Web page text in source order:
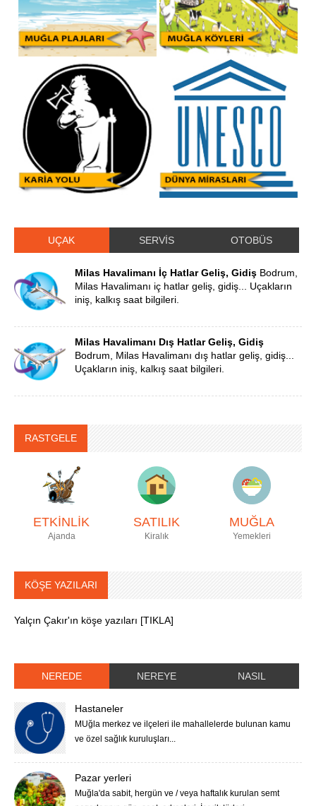
UÇAK SERVİS OTOBÜS
Milas Havalimanı İç Hatlar Geliş, Gidiş Bodrum,
Milas Havalimanı iç hatlar geliş, gidiş... Uçakların
iniş, kalkış saat bilgileri.
Milas Havalimanı Dış Hatlar Geliş, Gidiş
Bodrum, Milas Havalimanı dış hatlar geliş, gidiş...
Uçakların iniş, kalkış saat bilgileri.
RASTGELE
ETKİNLİK
Ajanda
SATILIK
Kiralık
MUĞLA
Yemekleri
KÖŞE YAZILARI
Yalçın Çakır'ın köşe yazıları [TIKLA]
NEREDE NEREYE NASIL
Hastaneler
MUğla merkez ve ilçeleri ile mahallelerde bulunan kamu
ve özel sağlık kuruluşları...
Pazar yerleri
Muğla'da sabit, hergün ve / veya haftalık kurulan semt